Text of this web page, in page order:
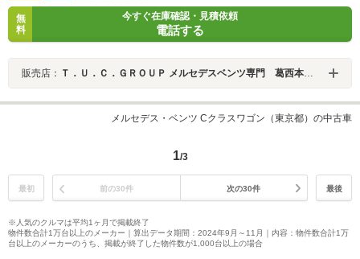
無
料
今すぐ在庫確認・見積依頼
電話する
販売店： Ｔ．Ｕ．Ｃ．ＧＲＯＵＰ メルセデスベンツ専門 葛西本店／（株）ティーユーシー
メルセデス・ベンツ Cクラスワゴン（東京都）の中古車
1/3
最初 前の30件 次の30件 最後
※人気のクルマは平均1ヶ月で掲載終了
物件数合計1万台以上のメーカー｜算出データ期間：2024年9月～11月｜内容：物件数合計1万
台以上のメーカーのうち、掲載が終了した物件数が1,000台以上の場合